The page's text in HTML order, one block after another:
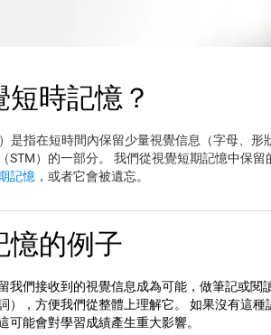
時記憶？
）是指在短時間內保留少量視覺信息（字母、
STM）的一部分。 我們從視覺短期記憶中保留
記憶 ，或者它會被遺忘。
憶的例子
我們接收到的視覺信息成為可能，做筆記或閱
），方便我們從整體上理解它。 如果沒有這
可能會對學習成績產生重大影響。